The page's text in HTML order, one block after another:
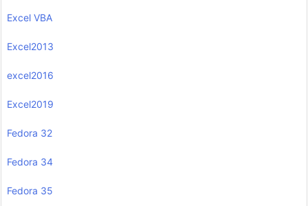
Excel VBA
Excel2013
excel2016
Excel2019
Fedora 32
Fedora 34
Fedora 35